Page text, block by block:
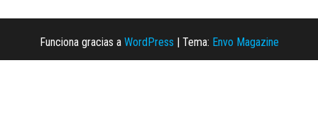
Funciona gracias a WordPress Tema: Envo Magazine